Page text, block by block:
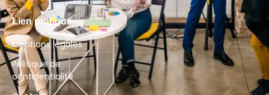
Lien pratique
Mentions légales
Politique de
confidentialité